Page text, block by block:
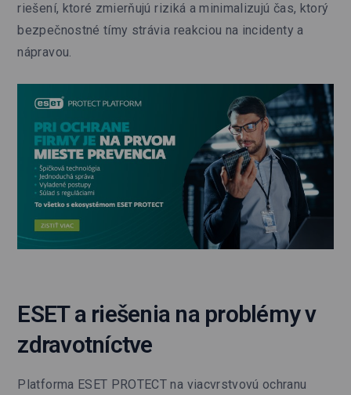
riešení, ktoré zmierňujú riziká a minimalizujú čas, ktorý
bezpečnostné tímy strávia reakciou na incidenty a
nápravou.
ESET a riešenia na problémy v
zdravotníctve
Platforma ESET PROTECT na viacvrstvovú ochranu